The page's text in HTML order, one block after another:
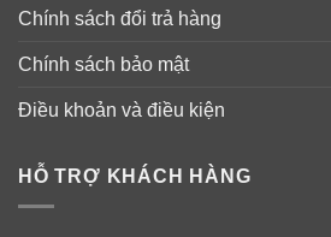
Chính sách đổi trả hàng
Chính sách bảo mật
Điều khoản và điều kiện
HỖ TRỢ KHÁCH HÀNG